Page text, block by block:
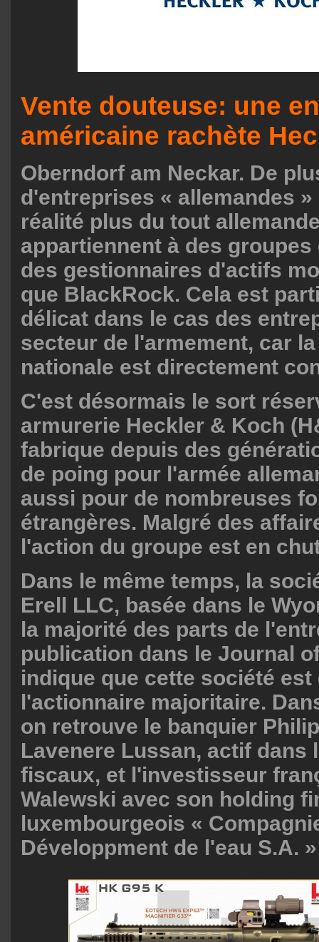
Vente douteuse: une
américaine rachète
Oberndorf am Neckar. De
d'entreprises « allemandes »
réalité plus du tout
appartiennent à des
des gestionnaires d'actifs
que BlackRock. Cela est
délicat dans le cas des
secteur de l'armement, car
nationale est directement
C'est désormais le sort
armurerie Heckler & Koch
fabrique depuis des
de poing pour l'armée
aussi pour de nombreuses
étrangères. Malgré des
l'action du groupe est en
Dans le même temps, la
Erell LLC, basée dans le
la majorité des parts de
publication dans le Journal
indique que cette société
l'actionnaire majoritaire.
on retrouve le banquier
Lavenere Lussan, actif dans
fiscaux, et l'investisseur
Walewski avec son holding
luxembourgeois «
Développment de l'eau S.A.